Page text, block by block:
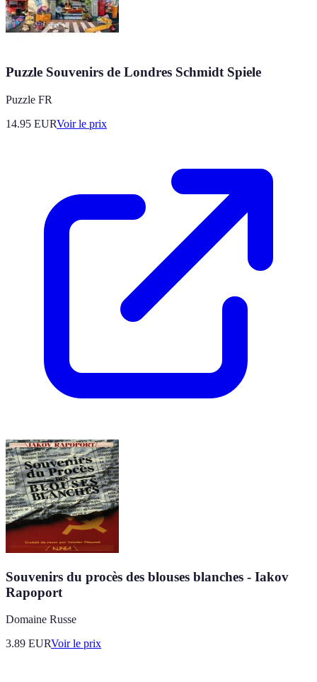
Puzzle Souvenirs de Londres Schmidt Spiele
Puzzle FR
14.95 EURVoir le prix
Souvenirs du procès des blouses blanches - Iakov
Rapoport
Domaine Russe
3.89 EURVoir le prix